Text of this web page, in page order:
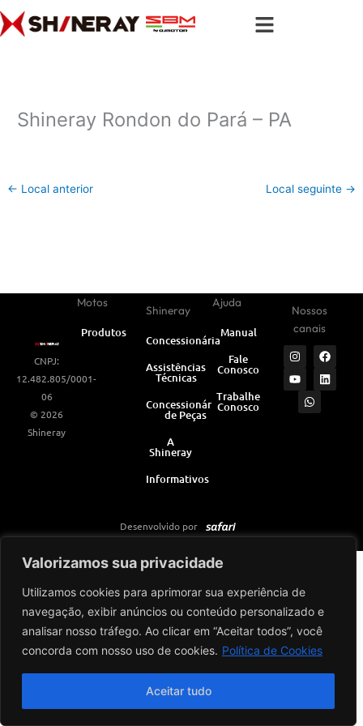
Valorizamos sua privacidade
Utilizamos cookies para aprimorar sua experiência de
navegação, exibir anúncios ou conteúdo personalizado e
analisar nosso tráfego. Ao clicar em “Aceitar todos”, você
concorda com nosso uso de cookies. Política de Cookies
Aceitar tudo
para
Shineray Rondon do Pará – PA
← Local anterior Local seguinte →
CNPJ:
12.482.805/0001-
06
© 2026
Shineray
Motos
Produtos
Shineray
Concessionárias
Assistências
Técnicas
Concessionárias
de Peças
A
Shineray
Informativos
Ajuda
Manual
Fale
Conosco
Trabalhe
Conosco
Nossos
canais
I
n
s
t
a
F
a
c
e
Y
o
u
t
u
L
i
n
k
W
a
s
a
Desenvolvido por